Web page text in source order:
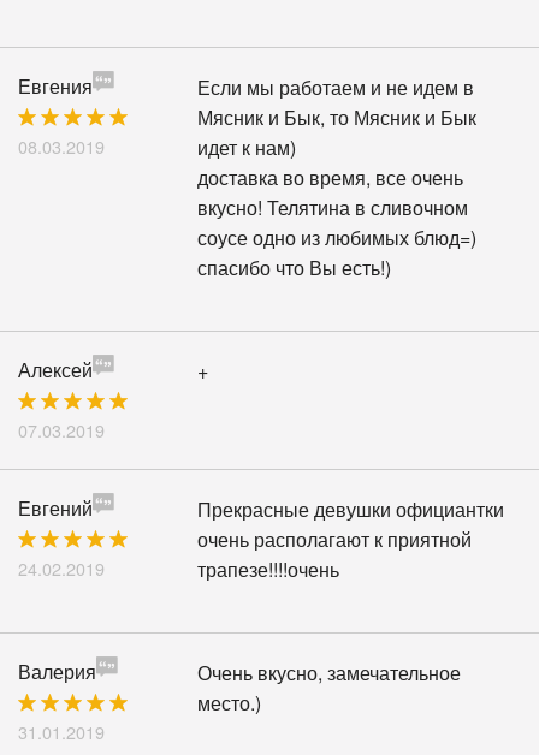
Евгения
08.03.2019
Если мы работаем и не идем в
Мясник и Бык, то Мясник и Бык
идет к нам)
доставка во время, все очень
вкусно! Телятина в сливочном
соусе одно из любимых блюд=)
спасибо что Вы есть!)
Алексей
07.03.2019
+
Евгений
24.02.2019
Прекрасные девушки официантки
очень располагают к приятной
трапезе!!!!очень
Валерия
31.01.2019
Очень вкусно, замечательное
место.)